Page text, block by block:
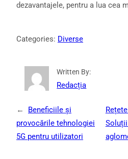
dezavantajele, pentru a lua cea
Categories: Diverse
Written By:
Redacția
←
Beneficiile și
provocările tehnologiei
5G pentru utilizatori